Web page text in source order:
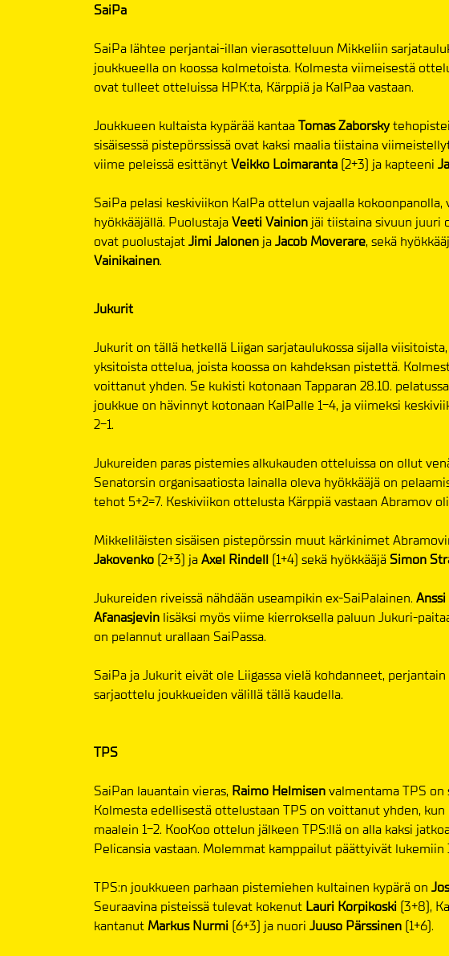
SaiPa
SaiPa lähtee perjantai-illan vierasotteluun Mikkeliin
joukkueella on koossa kolmetoista. Kolmesta viimeisestä
ovat tulleet otteluissa HPK:ta, Kärppiä ja KalPaa vastaan.
Joukkueen kultaista kypärää kantaaTomas Zaborsky
sisäisessä pistepörssissä ovat kaksi maalia tiistaina
viime peleissä esittänytVeikko Loimaranta (2+3) ja kapteeni
SaiPa pelasi keskiviikon KalPa ottelun vajaalla
hyökkääjällä. PuolustajaVeeti Vainion jäi tiistaina sivuun juuri
ovat puolustajatJimi Jalonen jaJacob Moverare, sekä
Vainikainen.
Jukurit
Jukurit on tällä hetkellä Liigan sarjataulukossa sijalla
yksitoista ottelua, joista koossa on kahdeksan pistettä.
voittanut yhden. Se kukisti kotonaan Tapparan 28.10.
joukkue on hävinnyt kotonaan KalPalle 1-4, ja viimeksi
2-1.
Jukureiden paras pistemies alkukauden otteluissa on ollut
Senatorsin organisaatiosta lainalla oleva hyökkääjä on
tehot 5+2=7. Keskiviikon ottelusta Kärppiä vastaan Abramov
Mikkeliläisten sisäisen pistepörssin muut kärkinimet
Jakovenko (2+3) jaAxel Rindell (1+4) sekä hyökkääjä Simon
Jukureiden riveissä nähdään useampikin ex-SaiPalainen.
Afanasjevin lisäksi myös viime kierroksella paluun Jukuri-
on pelannut urallaan SaiPassa.
SaiPa ja Jukurit eivät ole Liigassa vielä kohdanneet,
sarjaottelu joukkueiden välillä tällä kaudella.
TPS
SaiPan lauantain vieras, Raimo Helmisenvalmentama TPS on
Kolmesta edellisestä ottelustaan TPS on voittanut yhden, kun
maalein 1-2. KooKoo ottelun jälkeen TPS:llä on alla kaksi
Pelicansia vastaan. Molemmat kamppailut päättyivät lukemiin
TPS:n joukkueen parhaan pistemiehen kultainen kypärä on
Seuraavina pisteissä tulevat kokenut Lauri Korpikoski (3+8),
kantanut Markus Nurmi (6+3) ja nuori Juuso Pärssinen (1+6).